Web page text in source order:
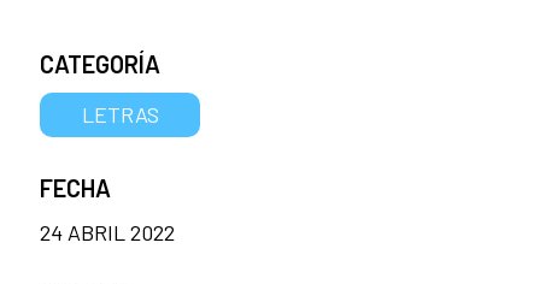
CATEGORÍA
LETRAS
FECHA
24 ABRIL 2022